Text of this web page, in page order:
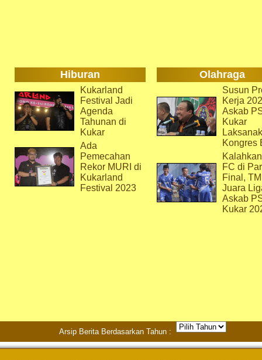
Hiburan Olahraga
Kukarland
Festival Jadi
Agenda
Tahunan di
Kukar
Ada
Pemecahan
Rekor MURI di
Kukarland
Festival 2023
Susun
Kerja
Askab
Kukar
Kongres
FC di
Final,
Juara
Askab
Kukar
Arsip Berita Berdasarkan Tahun :